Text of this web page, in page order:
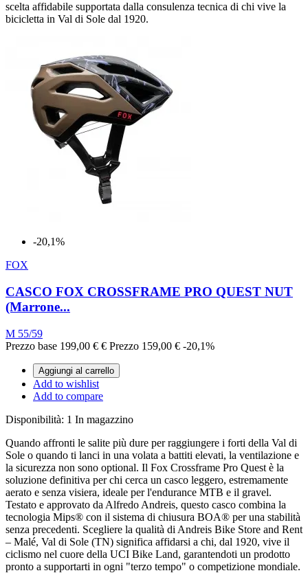
scelta affidabile supportata dalla consulenza tecnica di chi vive la
bicicletta in Val di Sole dal 1920.
-20,1%
FOX
CASCO FOX CROSSFRAME PRO QUEST NUT
(Marrone...
M 55/59
Prezzo base 199,00 € € Prezzo 159,00 € -20,1%
Aggiungi al carrello
Add to wishlist
Add to compare
Disponibilità: 1 In magazzino
Quando affronti le salite più dure per raggiungere i forti della Val di
Sole o quando ti lanci in una volata a battiti elevati, la ventilazione e
la sicurezza non sono optional. Il Fox Crossframe Pro Quest è la
soluzione definitiva per chi cerca un casco leggero, estremamente
aerato e senza visiera, ideale per l'endurance MTB e il gravel.
Testato e approvato da Alfredo Andreis, questo casco combina la
tecnologia Mips® con il sistema di chiusura BOA® per una stabilità
senza precedenti. Scegliere la qualità di Andreis Bike Store and Rent
– Malé, Val di Sole (TN) significa affidarsi a chi, dal 1920, vive il
ciclismo nel cuore della UCI Bike Land, garantendoti un prodotto
pronto a supportarti in ogni "terzo tempo" o competizione mondiale.